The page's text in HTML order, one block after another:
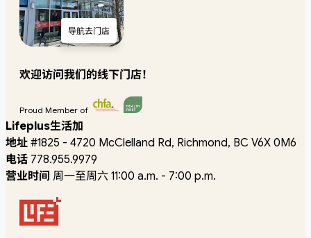
导航去门店
欢迎访问我们的线下门店！
Proud Member of
Lifeplus生活加
地址 #1825 - 4720 McClelland Rd, Richmond, BC V6X 0M6
电话 778.955.9979
营业时间 周一至周六 11:00 a.m. - 7:00 p.m.